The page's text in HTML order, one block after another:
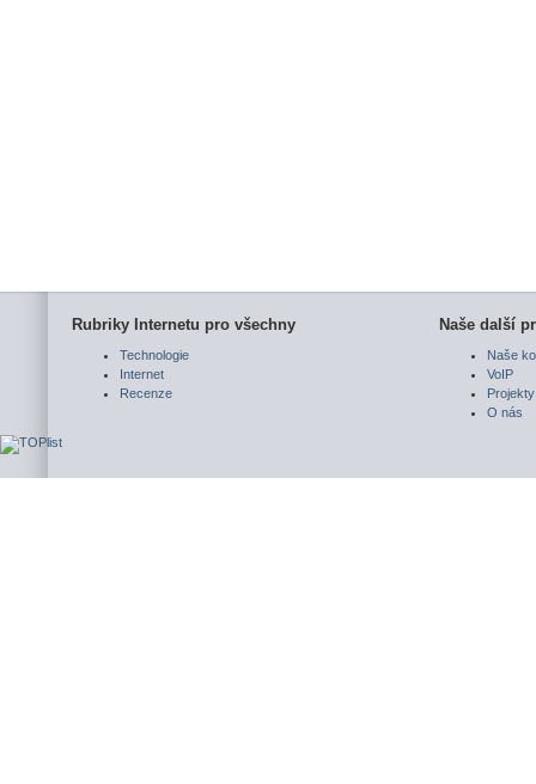
Rubriky Internetu pro všechny
Technologie
Internet
Recenze
Naše další
Naše
VoIP
Projekty
O nás